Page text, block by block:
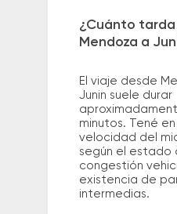
¿Cuánto
Mendoza a
El viaje desde
Junin suele durar
minutos. Tené
velocidad del
según el estado
congestión
existencia de
intermedias.